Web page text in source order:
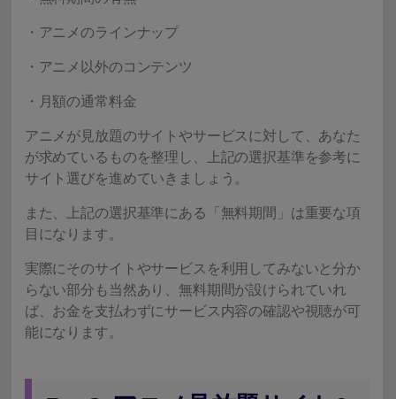
・アニメのラインナップ
・アニメ以外のコンテンツ
・月額の通常料金
アニメが見放題のサイトやサービスに対して、あなた
が求めているものを整理し、上記の選択基準を参考に
サイト選びを進めていきましょう。
また、上記の選択基準にある「無料期間」は重要な項
目になります。
実際にそのサイトやサービスを利用してみないと分か
らない部分も当然あり、無料期間が設けられていれ
ば、お金を支払わずにサービス内容の確認や視聴が可
能になります。